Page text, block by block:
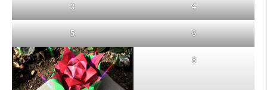
3 4
5 6
8